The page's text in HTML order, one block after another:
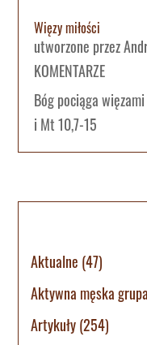
Więzy miłości
utworzone przez
KOMENTARZE
Bóg pociąga
i Mt 10,7-15
Aktualne (47)
Aktywna męska grupa
Artykuły(254)